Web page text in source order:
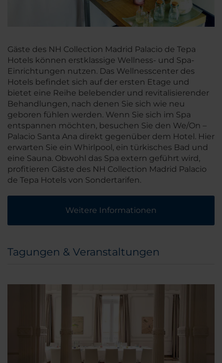
Gäste des NH Collection Madrid Palacio de Tepa
Hotels können erstklassige Wellness- und Spa-
Einrichtungen nutzen. Das Wellnesscenter des
Hotels befindet sich auf der ersten Etage und
bietet eine Reihe belebender und revitalisierender
Behandlungen, nach denen Sie sich wie neu
geboren fühlen werden. Wenn Sie sich im Spa
entspannen möchten, besuchen Sie den We/On –
Palacio Santa Ana direkt gegenüber dem Hotel. Hier
erwarten Sie ein Whirlpool, ein türkisches Bad und
eine Sauna. Obwohl das Spa extern geführt wird,
profitieren Gäste des NH Collection Madrid Palacio
de Tepa Hotels von Sondertarifen.
Weitere Informationen
Tagungen & Veranstaltungen